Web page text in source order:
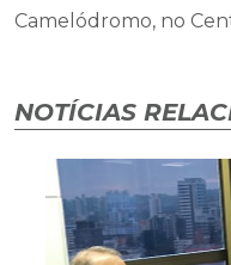
Camelódromo, no
NOTÍCIAS